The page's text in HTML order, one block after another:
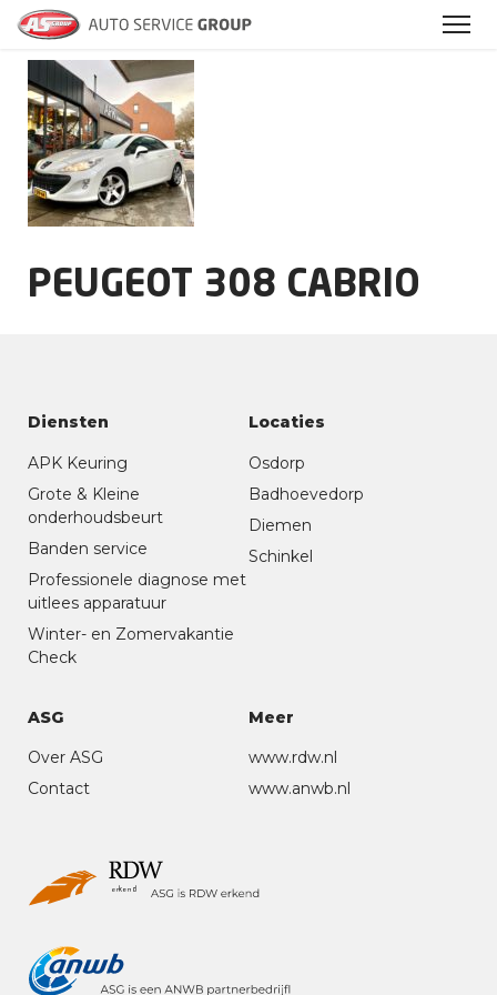
Archieven
PEUGEOT 308 CABRIO
Diensten
APK Keuring
Grote & Kleine
onderhoudsbeurt
Banden service
Professionele diagnose met
uitlees apparatuur
Winter- en Zomervakantie
Check
Locaties
Osdorp
Badhoevedorp
Diemen
Schinkel
ASG
Over ASG
Contact
Meer
www.rdw.nl
www.anwb.nl